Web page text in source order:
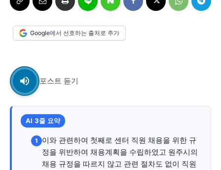
서울전역 인천지역 경기지역
강원지역
충청지역
세종지역 경상지역
커뮤니티
자유게시판 미니게임 운세 풀이
서비스 & 앱
서울전역 인천지역 경기지역 강원지역
충청지역 세종지역 경상지역
커뮤니티
자유게시판 미니게임 운세 풀이
서비스 & 앱
Google에서 선호하는 출처로 추가
포스트 듣기
AI 3줄 요약
1
이와 관련하여 첫째로 센터 직원 채용을 위한 규
정을 위반하여 채용계획을 수립하였고 원주시의
채용 규정을 따르지 않고 관련 절차도 없이 직원